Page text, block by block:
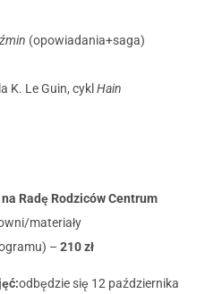
(opowiadania+saga)
K. Le Guin, cykl Hain
Radę Rodziców Centrum
materiały
– 210 zł
odbędzie się 12 października